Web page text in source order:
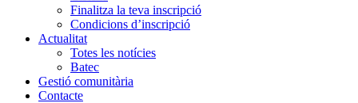
Finalitza la teva inscripció
Condicions d’inscripció
Actualitat
Totes les notícies
Batec
Gestió comunitària
Contacte